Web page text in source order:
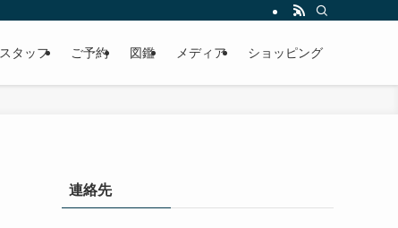
スタッフ ご予約 図鑑 メディア ショッピング
連絡先